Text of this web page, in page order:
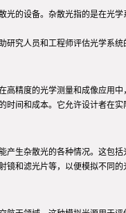
光的设备。杂散光指的是在光
究人员和工程师评估光学系
精度的光学测量和成像应用
间和成本。它允许设计者在
生杂散光的各种情况。这包
和滤光片等，以便模拟不同